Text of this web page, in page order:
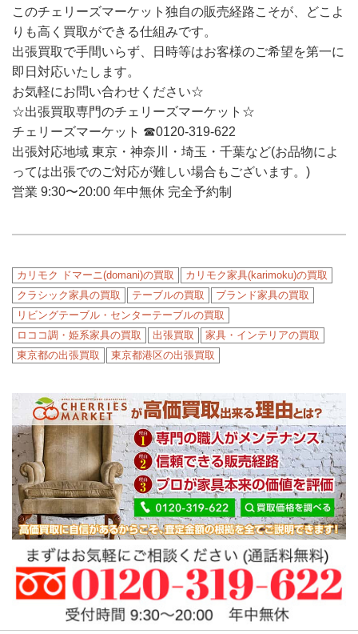
このチェリーズマーケット独自の販売経路こそが、どこよ
りも高く買取ができる仕組みです。
出張買取で手間いらず、日時等はお客様のご希望を第一に
即日対応いたします。
お気軽にお問い合わせください☆
☆出張買取専門のチェリーズマーケット☆
チェリーズマーケット ☎︎0120-319-622
出張対応地域 東京・神奈川・埼玉・千葉など(お品物によ
っては出張でのご対応が難しい場合もございます。)
営業 9:30〜20:00 年中無休 完全予約制
カリモク ドマーニ(domani)の買取
カリモク家具(karimoku)の買取
クラシック家具の買取
テーブルの買取
ブランド家具の買取
リビングテーブル・センターテーブルの買取
ロココ調・姫系家具の買取
出張買取
家具・インテリアの買取
東京都の出張買取
東京都港区の出張買取